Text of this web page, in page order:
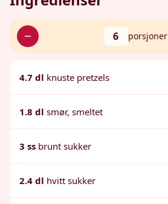
6 porsjoner
4.7 dl knuste pretzels
1.8 dl smør, smeltet
3 ss brunt sukker
2.4 dl hvitt sukker